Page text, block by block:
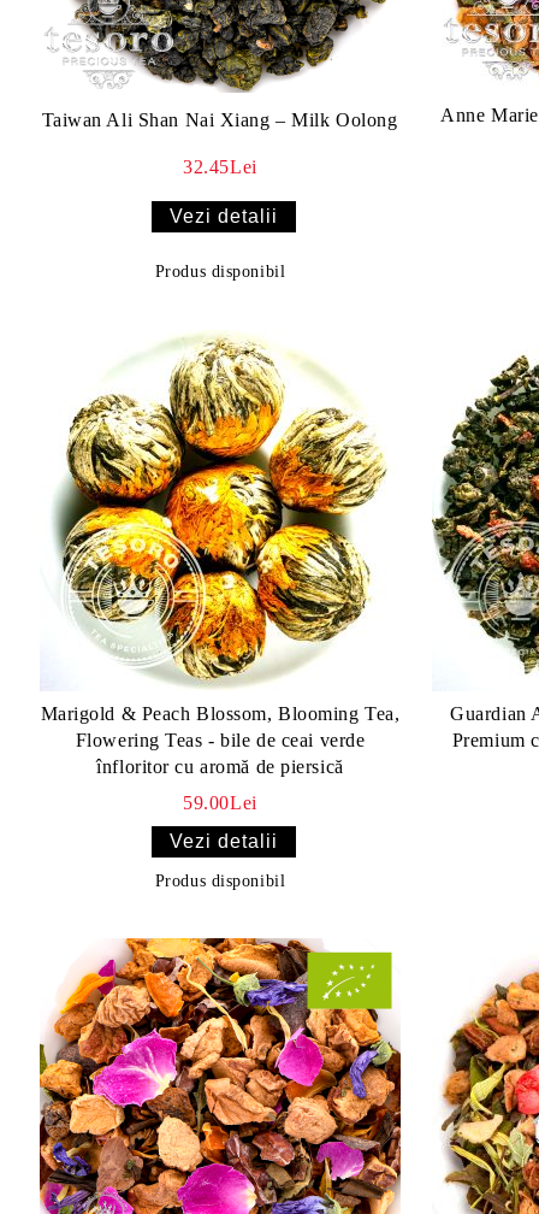
Taiwan Ali Shan Nai Xiang – Milk Oolong
32.45Lei
Vezi detalii
Produs disponibil
Anne
Marigold & Peach Blossom, Blooming Tea,
Flowering Teas - bile de ceai verde
înfloritor cu aromă de piersică
59.00Lei
Vezi detalii
Produs disponibil
Guardian
Premium